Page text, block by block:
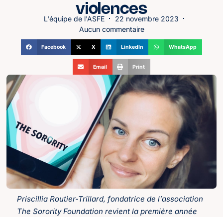
violences
L'équipe de l'ASFE
22 novembre 2023
Aucun commentaire
Facebook X LinkedIn WhatsApp
Email Print
Priscillia Routier-Trillard, fondatrice de l’association
The Sorority Foundation revient la première année